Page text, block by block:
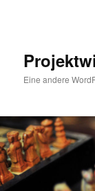
Eine andere